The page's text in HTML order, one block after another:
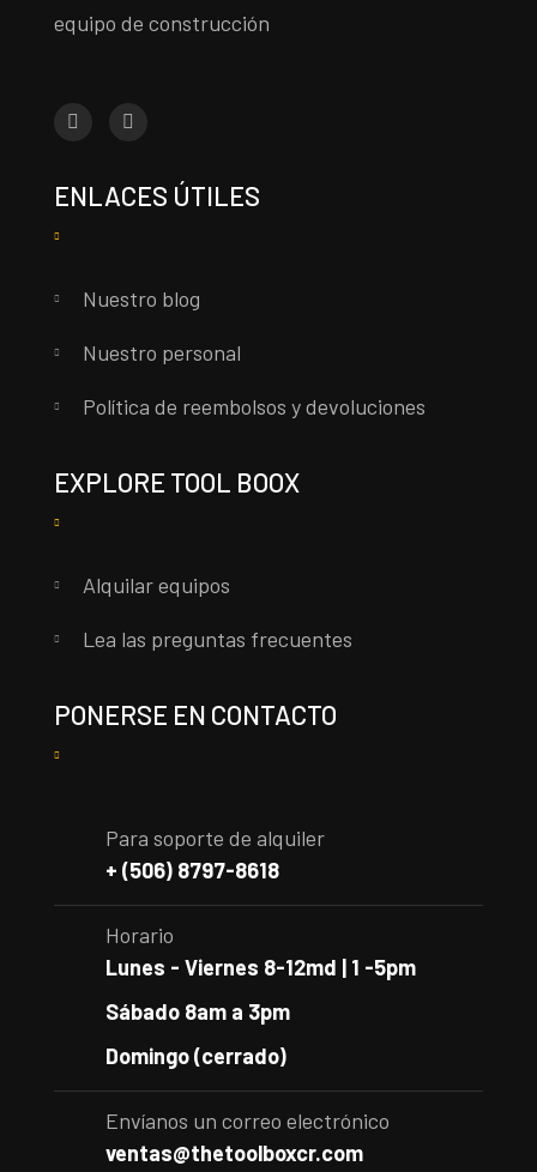
equipo de construcción
ENLACES ÚTILES
Nuestro blog
Nuestro personal
Política de reembolsos y devoluciones
EXPLORE TOOL BOOX
Alquilar equipos
Lea las preguntas frecuentes
PONERSE EN CONTACTO
Para soporte de alquiler
+ (506) 8797-8618
Horario
Lunes - Viernes 8-12md | 1 -5pm
Sábado 8am a 3pm
Domingo (cerrado)
Envíanos un correo electrónico
ventas@thetoolboxcr.com